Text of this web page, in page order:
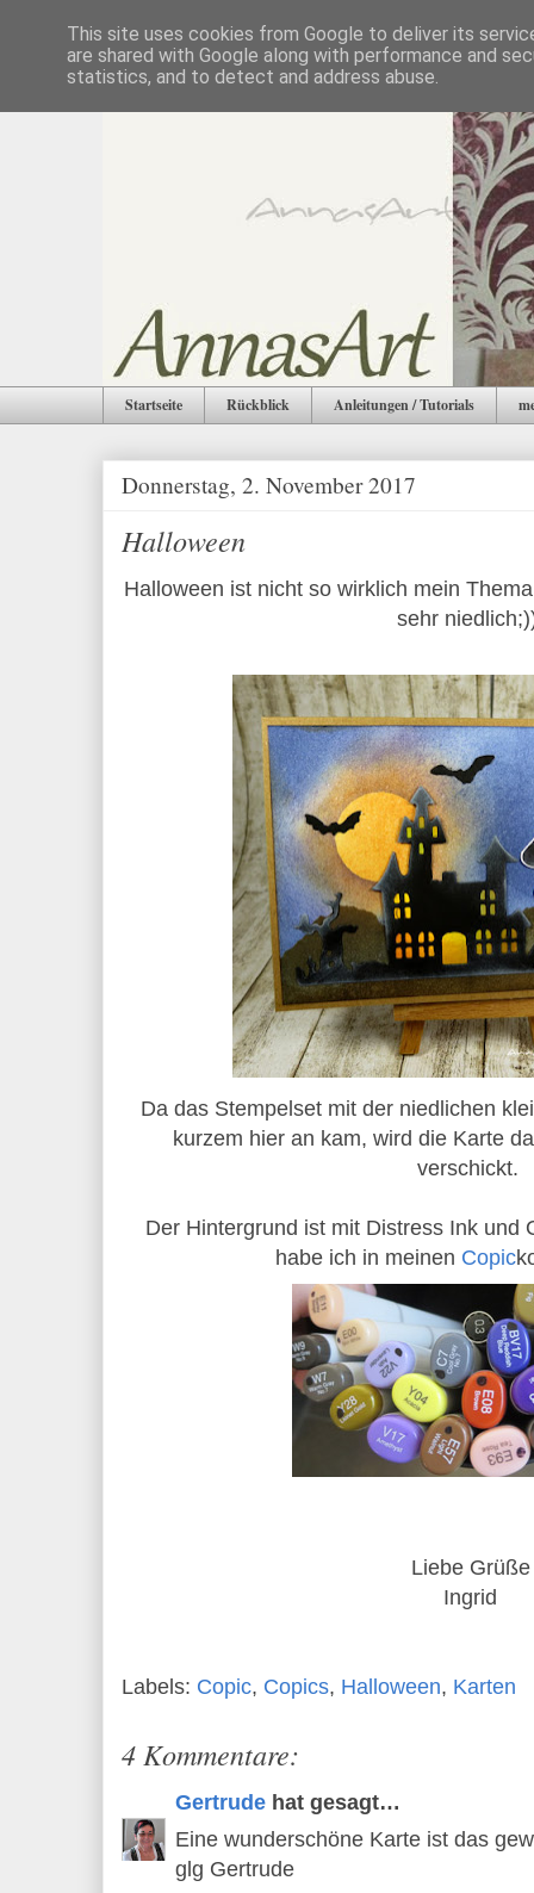
Startseite Rückblick Anleitungen / Tutorials
Donnerstag, 2. November 2017
Halloween
Halloween ist nicht so wirklich mein
sehr
Da das Stempelset mit der niedlichen
kurzem hier an kam, wird die Karte
verschickt.
Der Hintergrund ist mit Distress Ink und
habe ich in meinen Copic
Liebe Grüße
Ingrid
Labels: Copic, Copics, Halloween, Karten
4 Kommentare:
Gertrude hat gesagt…
Eine wunderschöne Karte ist das
glg Gertrude
This site uses cookies from Google to deliver its
are shared with Google along with performance and
statistics, and to detect and address abuse.